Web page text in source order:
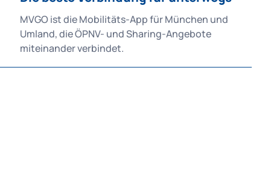
MVGO ist die Mobilitäts-App für München und
Umland, die ÖPNV- und Sharing-Angebote
miteinander verbindet.